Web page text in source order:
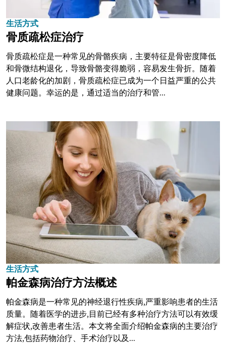
生活方式
骨质疏松症治疗
骨质疏松症是一种常见的骨骼疾病，主要特征是骨密度降低
和骨微结构退化，导致骨骼变得脆弱，容易发生骨折。随着
人口老龄化的加剧，骨质疏松症已成为一个日益严重的公共
健康问题。幸运的是，通过适当的治疗和管...
生活方式
帕金森病治疗方法概述
帕金森病是一种常见的神经退行性疾病,严重影响患者的生活
质量。随着医学的进步,目前已经有多种治疗方法可以有效缓
解症状,改善患者生活。本文将全面介绍帕金森病的主要治疗
方法,包括药物治疗、手术治疗以及...